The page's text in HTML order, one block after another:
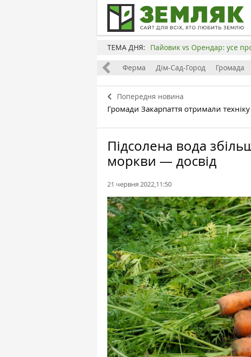
ТЕМА ДНЯ: Пайовик vs Орендар: усе
Бізнес Ферма Дім-Сад-Город Громада
Попередня новина
Громади Закарпаття отримали
Підсолена вода
моркви — досвід
21 червня 2022,11:50